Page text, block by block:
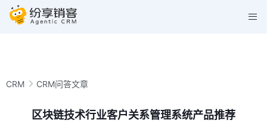
CRM CRM问答文章
区块链技术行业客户关系管理系统产品推荐